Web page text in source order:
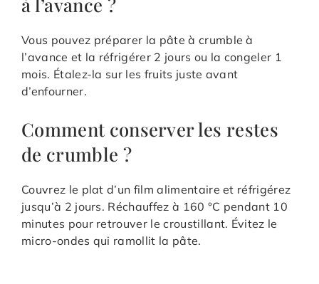
Vous pouvez préparer la pâte à crumble à
l’avance et la réfrigérer 2 jours ou la congeler 1
mois. Étalez-la sur les fruits juste avant
d’enfourner.
Comment conserver les restes
de crumble ?
Couvrez le plat d’un film alimentaire et réfrigérez
jusqu’à 2 jours. Réchauffez à 160 °C pendant 10
minutes pour retrouver le croustillant. Évitez le
micro-ondes qui ramollit la pâte.